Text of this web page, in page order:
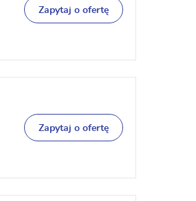
Zapytaj o ofertę
Zapytaj o ofertę